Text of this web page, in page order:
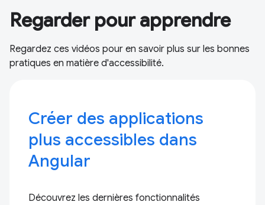
Regarder pour apprendre
Regardez ces vidéos pour en savoir plus sur les bonnes
pratiques en matière d'accessibilité.
Créer des applications
plus accessibles dans
Angular
Découvrez les dernières fonctionnalités